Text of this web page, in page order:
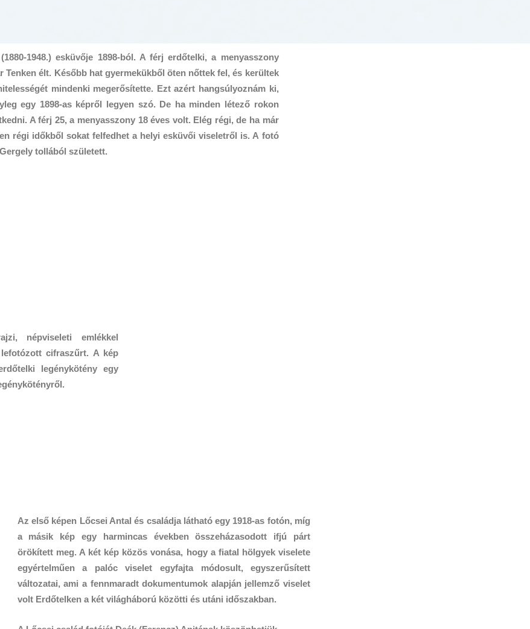
1948.) esküvője 1898-ból. A férj erdőtelki, a menyasszony
élt. Később hat gyermekükből öten nőttek fel, és kerültek
mindenki megerősítette. Ezt azért hangsúlyoznám ki,
egy 1898-as képről legyen szó. De ha minden létező rokon
A férj 25, a menyasszony 18 éves volt. Elég régi, de ha már
régi időkből sokat felfedhet a helyi esküvői viseletről is. A fotó
tollából született.
népviseleti emlékkel
cifraszűrt. A kép
legénykötény egy
Az első képen Lőcsei Antal és családja látható egy 1918-as fotón, míg
a másik kép egy harmincas években összeházasodott ifjú párt
örökített meg. A két kép közös vonása, hogy a fiatal hölgyek viselete
egyértelműen a palóc viselet egyfajta módosult, egyszerűsített
változatai, ami a fennmaradt dokumentumok alapján jellemző viselet
volt Erdőtelken a két világháború közötti és utáni időszakban.